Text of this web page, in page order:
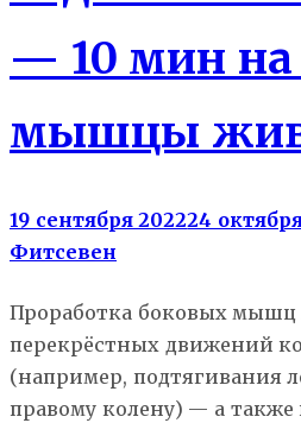
— 10 мин на
мышцы
19 сентября 202224
Фитсевен
Проработка боковых мышц
перекрёстных движений
(например, подтягивания
правому колену) — а